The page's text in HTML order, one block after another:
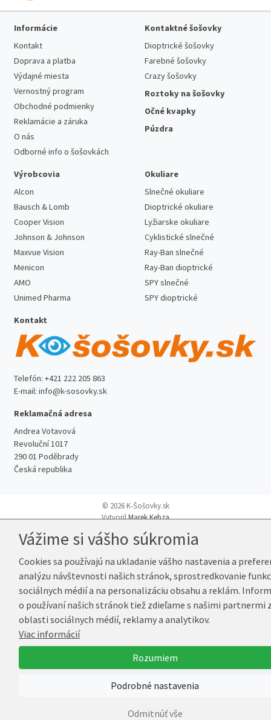
Informácie
Kontakt
Doprava a platba
Výdajné miesta
Vernostný program
Obchodné podmienky
Reklamácie a záruka
O nás
Odborné info o šošovkách
Kontaktné šošovky
Dioptrické šošovky
Farebné šošovky
Crazy šošovky
Roztoky na šošovky
Očné kvapky
Púzdra
Výrobcovia
Alcon
Bausch & Lomb
Cooper Vision
Johnson & Johnson
Maxvue Vision
Menicon
AMO
Unimed Pharma
Okuliare
Slnečné okuliare
Dioptrické okuliare
Lyžiarske okuliare
Cyklistické slnečné
Ray-Ban slnečné
Ray-Ban dioptrické
SPY slnečné
SPY dioptrické
Kontakt
Telefón: +421 222 205 863
E-mail: info@k-sosovky.sk
Reklamačná adresa
Andrea Votavová
Revoluční 1017
290 01 Poděbrady
Česká republika
© 2026 K-Šošovky.sk
VytvorilMarek Kebza
Vážime si vášho súkromia
Cookies sa používajú na ukladanie vášho nastavenia a
analýzu návštevnosti našich stránok, sprostredkovanie
sociálnych médií a na personalizáciu obsahu a reklám.
o používaní našich stránok tiež zdieľame s našimi partnermi
oblasti sociálnych médií, reklamy a analytikov.
Viac informácií
Rozumiem
Podrobné nastavenia
Odmitnúť vše